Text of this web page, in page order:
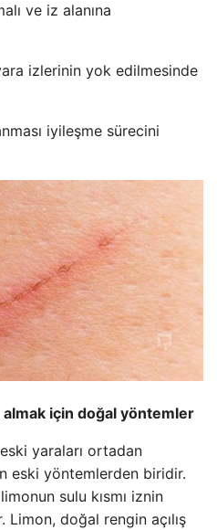
ve iz alanına
izlerinin yok edilmesinde
iyileşme sürecini
almak için doğal yöntemler
yaraları ortadan
eski yöntemlerden biridir.
sulu kısmı iznin
Limon, doğal rengin açılış